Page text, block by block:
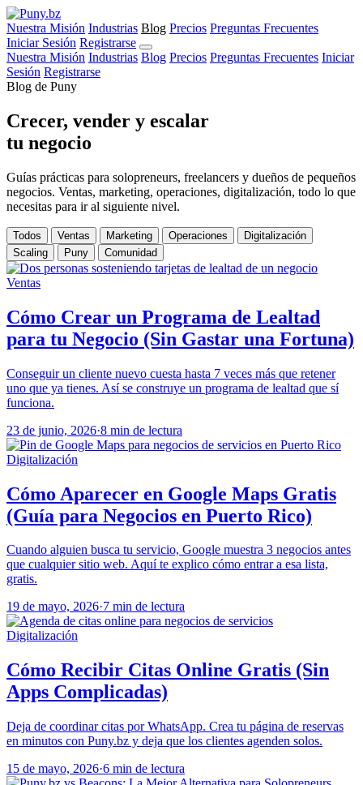
Nuestra Misión Industrias Blog Precios Preguntas Frecuentes
Iniciar Sesión Registrarse
Nuestra Misión Industrias Blog Precios Preguntas Frecuentes Iniciar
Sesión Registrarse
Blog de Puny
Crecer, vender y escalar
tu negocio
Guías prácticas para solopreneurs, freelancers y dueños de pequeños
negocios. Ventas, marketing, operaciones, digitalización, todo lo que
necesitas para ir al siguiente nivel.
Todos Ventas Marketing Operaciones
Digitalización
Scaling
Puny Comunidad
Ventas
Cómo Crear un Programa de Lealtad
para tu Negocio (Sin Gastar una Fortuna)
Conseguir un cliente nuevo cuesta hasta 7 veces más que retener
uno que ya tienes. Así se construye un programa de lealtad que sí
funciona.
23 de junio, 2026·8 min de lectura
Digitalización
Cómo Aparecer en Google Maps Gratis
(Guía para Negocios en Puerto Rico)
Cuando alguien busca tu servicio, Google muestra 3 negocios antes
que cualquier sitio web. Aquí te explico cómo entrar a esa lista,
gratis.
19 de mayo, 2026·7 min de lectura
Digitalización
Cómo Recibir Citas Online Gratis (Sin
Apps Complicadas)
Deja de coordinar citas por WhatsApp. Crea tu página de reservas
en minutos con Puny.bz y deja que los clientes agenden solos.
15 de mayo, 2026·6 min de lectura